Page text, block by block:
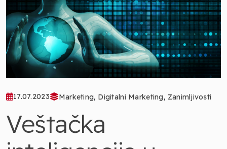
17.07.2023 Marketing, Digitalni Marketing, Zanimljivosti
Veštačka